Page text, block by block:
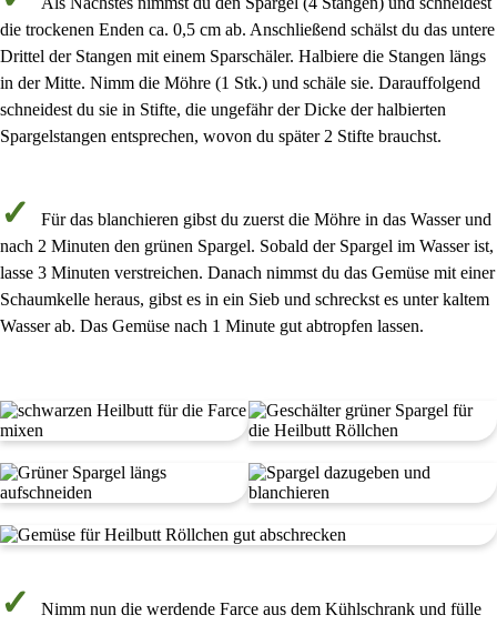
die trockenen Enden ca. 0,5 cm ab. Anschließend schälst du das untere
Drittel der Stangen mit einem Sparschäler. Halbiere die Stangen längs
in der Mitte. Nimm die Möhre (1 Stk.) und schäle sie. Darauffolgend
schneidest du sie in Stifte, die ungefähr der Dicke der halbierten
Spargelstangen entsprechen, wovon du später 2 Stifte brauchst.
Für das blanchieren gibst du zuerst die Möhre in das Wasser und
nach 2 Minuten den grünen Spargel. Sobald der Spargel im Wasser ist,
lasse 3 Minuten verstreichen. Danach nimmst du das Gemüse mit einer
Schaumkelle heraus, gibst es in ein Sieb und schreckst es unter kaltem
Wasser ab. Das Gemüse nach 1 Minute gut abtropfen lassen.
Nimm nun die werdende Farce aus dem Kühlschrank und fülle